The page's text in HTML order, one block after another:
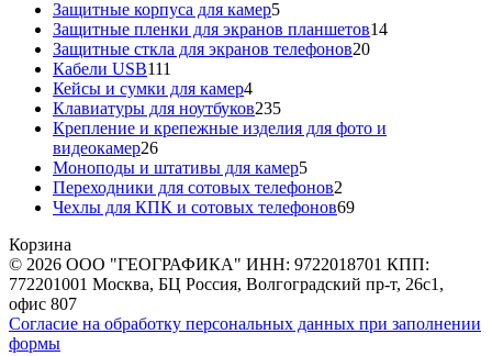
Защитные корпуса для камер55
товаров
Защитные пленки для экранов планшетов1414
Защитные сткла для экранов телефонов2020
Кабели USB111
товаров
Кейсы и сумки для камер44
товара
Клавиатуры для ноутбуков235235
товаров
Крепление и крепежные изделия для фото и
видеокамер2626
товаров
Моноподы и штативы для камер55
товаров
Переходники для сотовых телефонов2
товара
Чехлы для КПК и сотовых телефонов6969
Корзина
© 2026 ООО "ГЕОГРАФИКА" ИНН: 9722018701 КПП:
772201001 Москва, БЦ Россия, Волгоградский пр-т, 26с1,
офис 807
Согласие на обработку персональных данных при заполнении
формы